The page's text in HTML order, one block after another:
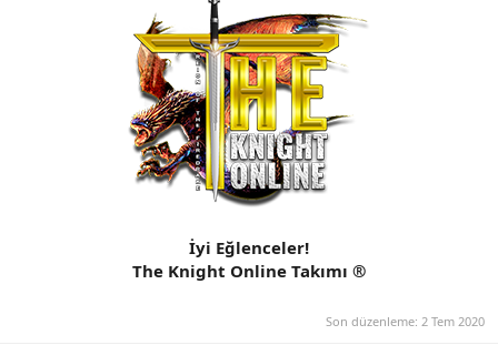
İyi Eğlenceler!
The Knight Online Takımı ®
Son düzenleme: 2 Tem 2020